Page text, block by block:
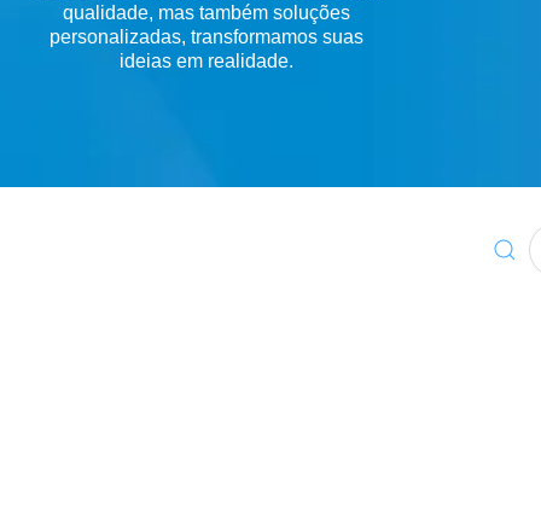
qualidade, mas também soluções
personalizadas, transformamos suas
ideias em realidade.